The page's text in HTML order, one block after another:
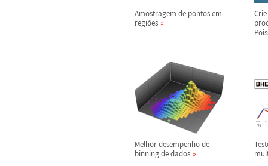
Amostragem de pontos em
regiões
Melhor desempenho de
binning de dados